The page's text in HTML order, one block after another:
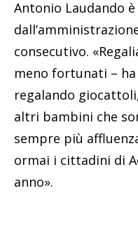
Antonio Laudando
consecutivo.
meno fortunati –
regalando
altri bambini che
sempre più
ormai i cittadini di
anno».